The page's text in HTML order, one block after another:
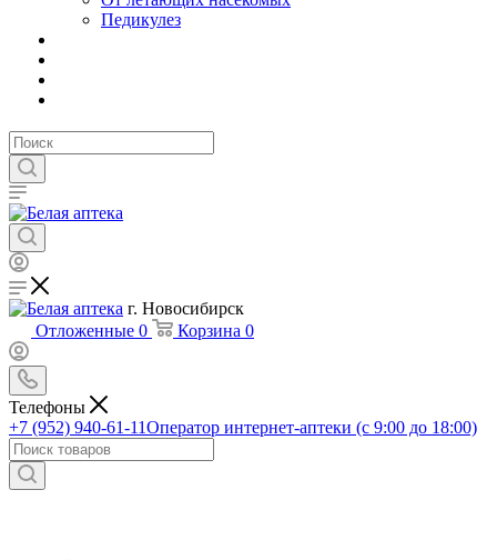
Педикулез
г. Новосибирск
Отложенные 0 Корзина 0
Телефоны
+7 (952) 940-61-11Оператор интернет-аптеки (с 9:00 до 18:00)